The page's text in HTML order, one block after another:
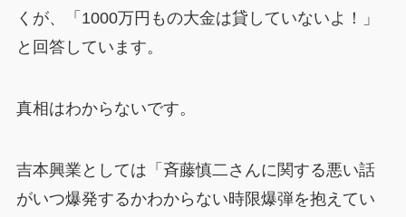
くが、「1000万円もの大金は貸していないよ！」
と回答しています。
真相はわからないです。
吉本興業としては「斉藤慎二さんに関する悪い話
がいつ爆発するかわからない時限爆弾を抱えてい